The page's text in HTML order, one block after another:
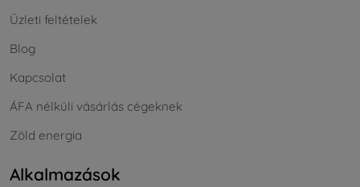
Üzleti feltételek
Blog
Kapcsolat
ÁFA nélküli vásárlás cégeknek
Zöld energia
Alkalmazások